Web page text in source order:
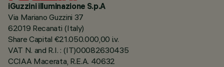
iGuzzini illuminazione S.p.A
Via Mariano Guzzini 37
62019 Recanati (Italy)
Share Capital €21.050.000,00 i.v.
VAT N. and R.I. : (IT)00082630435
CCIAA Macerata, R.E.A. 40632